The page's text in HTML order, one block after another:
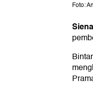
Foto:
Siena